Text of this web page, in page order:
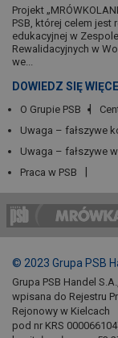
Projekt
PSB, której celem
edukacyjnej w
Rewalidacyjnych w
we...
DOWIEDZ SIĘ
O Grupie PSB
Uwaga – fałszywe
Uwaga – fałszywe
Praca w PSB
© 2023 Grupa PSB
Grupa PSB Handel
wpisana do Rejestru
Rejonowy w Kielcach
pod nr KRS